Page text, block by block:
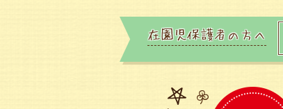
在園児保護者の方へ